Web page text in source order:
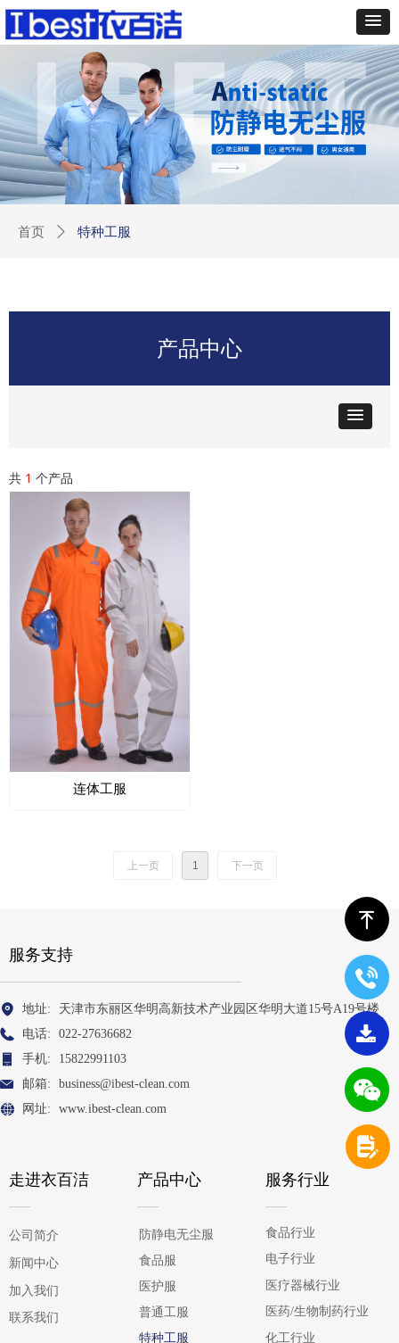
首页 ꄲ 特种工服
产品中心
共 1 个产品
连体工服
上一页 1 下一页
服务支持
地址:
天津市东丽区华明高新技术产业园区华明大道15号A19号楼
电话:
022-27636682
手机:
15822991103
邮箱:
business@ibest-clean.com
网址:
www.ibest-clean.com
走进衣百洁
公司简介
新闻中心
加入我们
联系我们
产品中心
防静电无尘服
食品服
医护服
普通工服
特种工服
服务行业
食品行业
电子行业
医疗器械行业
医药/生物制药行业
化工行业
ꁸ
끂
넖